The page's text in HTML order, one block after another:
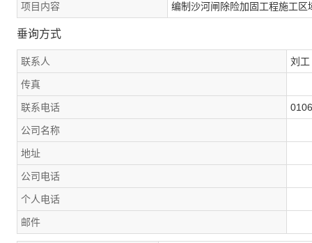
项目内容 编制沙河闸除险加固工程施工
垂询方式
联系人 刘工
传真
联系电话
公司名称
地址
公司电话
个人电话
邮件